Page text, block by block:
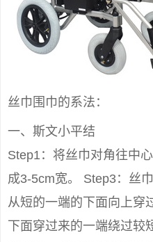
丝巾围巾的系法：
一、斯文小平结
Step1：将丝巾对角往中
成3-5cm宽。 Step3：丝
从短的一端的下面向上穿
下面穿过来的一端绕过